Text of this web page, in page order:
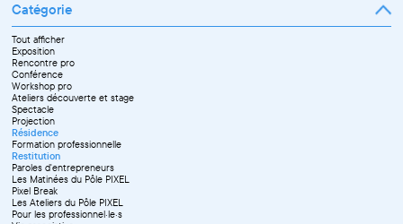
Catégorie
Tout afficher
Exposition
Rencontre pro
Conférence
Workshop pro
Ateliers découverte et stage
Spectacle
Projection
Résidence
Formation professionnelle
Restitution
Paroles d'entrepreneurs
Les Matinées du Pôle PIXEL
Pixel Break
Les Ateliers du Pôle PIXEL
Pour les professionnel·le·s